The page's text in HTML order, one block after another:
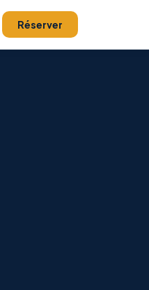
Réserver